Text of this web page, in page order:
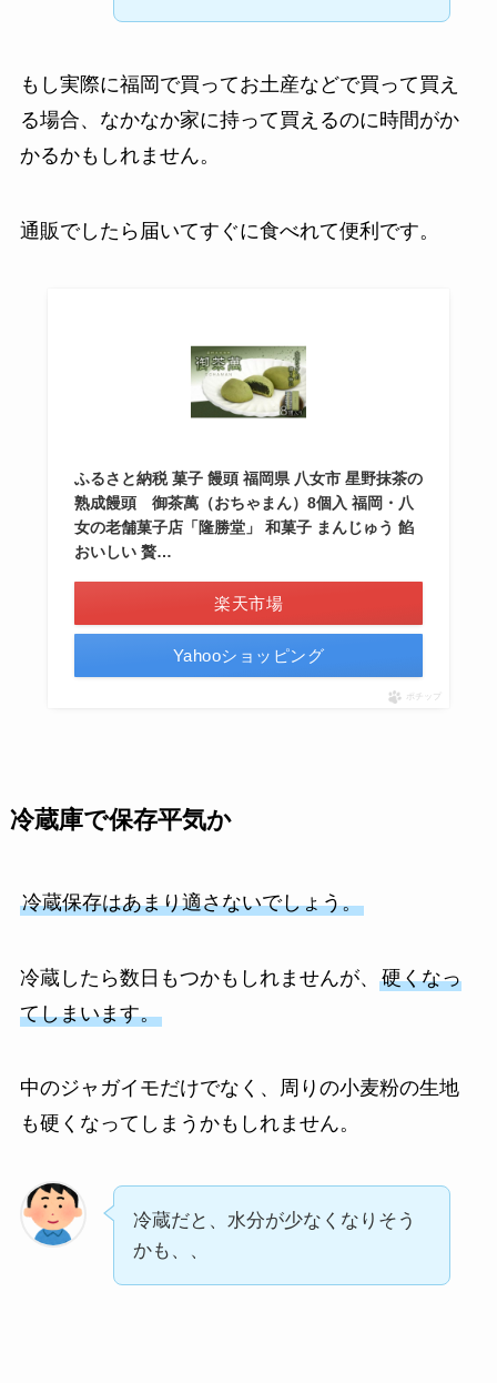
もし実際に福岡で買ってお土産などで買って買え
る場合、なかなか家に持って買えるのに時間がか
かるかもしれません。
通販でしたら届いてすぐに食べれて便利です。
ふるさと納税 菓子 饅頭 福岡県 八女市 星野抹茶の
熟成饅頭 御茶萬（おちゃまん）8個入 福岡・八
女の老舗菓子店「隆勝堂」 和菓子 まんじゅう 餡
おいしい 贅…
楽天市場
Yahooショッピング
ポチップ
冷蔵庫で保存平気か
冷蔵保存はあまり適さないでしょう。
冷蔵したら数日もつかもしれませんが、 硬くなっ
てしまいます。
中のジャガイモだけでなく、周りの小麦粉の生地
も硬くなってしまうかもしれません。
冷蔵だと、水分が少なくなりそう
かも、、